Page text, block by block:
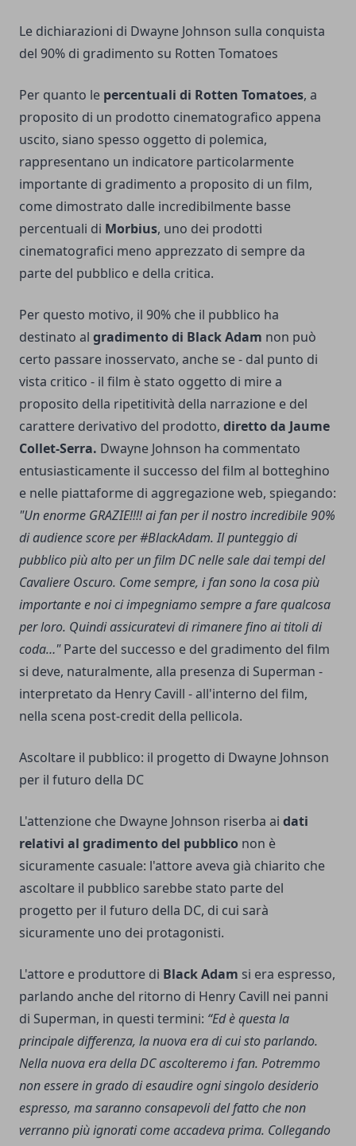
Le dichiarazioni di Dwayne Johnson sulla conquista
del 90% di gradimento su Rotten Tomatoes
Per quanto le percentuali di Rotten Tomatoes, a
proposito di un prodotto cinematografico appena
uscito, siano spesso oggetto di polemica,
rappresentano un indicatore particolarmente
importante di gradimento a proposito di un film,
come dimostrato dalle incredibilmente basse
percentuali di Morbius, uno dei prodotti
cinematografici meno apprezzato di sempre da
parte del pubblico e della critica.
Per questo motivo, il 90% che il pubblico ha
destinato al gradimento di Black Adam non può
certo passare inosservato, anche se - dal punto di
vista critico - il film è stato oggetto di mire a
proposito della ripetitività della narrazione e del
carattere derivativo del prodotto, diretto da Jaume
Collet-Serra. Dwayne Johnson ha commentato
entusiasticamente il successo del film al botteghino
e nelle piattaforme di aggregazione web, spiegando:
"Un enorme GRAZIE!!!! ai fan per il nostro incredibile 90%
di audience score per #BlackAdam. Il punteggio di
pubblico più alto per un film DC nelle sale dai tempi del
Cavaliere Oscuro. Come sempre, i fan sono la cosa più
importante e noi ci impegniamo sempre a fare qualcosa
per loro. Quindi assicuratevi di rimanere fino ai titoli di
coda…"Parte del successo e del gradimento del film
si deve, naturalmente, alla presenza di Superman -
interpretato da Henry Cavill - all'interno del film,
nella scena post-credit della pellicola.
Ascoltare il pubblico: il progetto di Dwayne Johnson
per il futuro della DC
L'attenzione che Dwayne Johnson riserba ai dati
relativi al gradimento del pubblico non è
sicuramente casuale: l'attore aveva già chiarito che
ascoltare il pubblico sarebbe stato parte del
progetto per il futuro della DC, di cui sarà
sicuramente uno dei protagonisti.
L'attore e produttore di Black Adam si era espresso,
parlando anche del ritorno di Henry Cavill nei panni
di Superman, in questi termini: “Ed è questa la
principale differenza, la nuova era di cui sto parlando.
Nella nuova era della DC ascolteremo i fan. Potremmo
non essere in grado di esaudire ogni singolo desiderio
espresso, ma saranno consapevoli del fatto che non
verranno più ignorati come accadeva prima. Collegando